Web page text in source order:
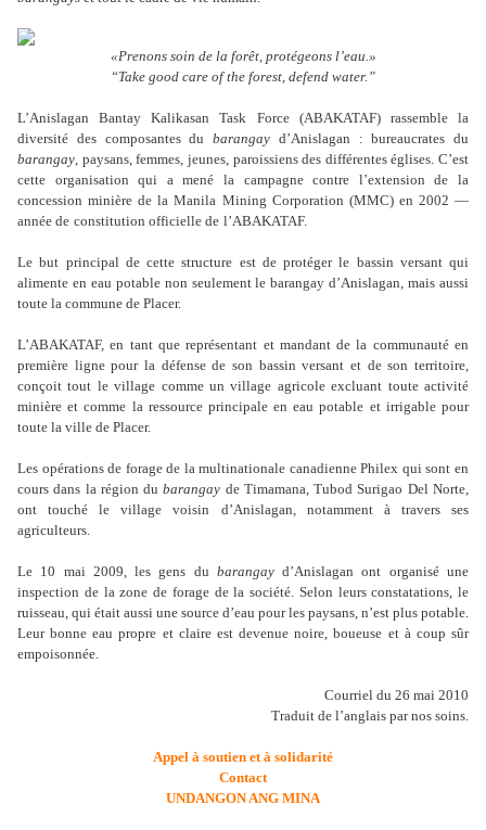
«Prenons soin de la forêt, protégeons l’eau.»
“Take good care of the forest, defend water.”
L’Anislagan Bantay Kalikasan Task Force (ABAKATAF) rassemble la
diversité des composantes du barangay d’Anislagan : bureaucrates du
barangay, paysans, femmes, jeunes, paroissiens des différentes églises. C’est
cette organisation qui a mené la campagne contre l’extension de la
concession minière de la Manila Mining Corporation (MMC) en 2002 —
année de constitution officielle de l’ABAKATAF.
Le but principal de cette structure est de protéger le bassin versant qui
alimente en eau potable non seulement le barangay d’Anislagan, mais aussi
toute la commune de Placer.
L’ABAKATAF, en tant que représentant et mandant de la communauté en
première ligne pour la défense de son bassin versant et de son territoire,
conçoit tout le village comme un village agricole excluant toute activité
minière et comme la ressource principale en eau potable et irrigable pour
toute la ville de Placer.
Les opérations de forage de la multinationale canadienne Philex qui sont en
cours dans la région dubarangay de Timamana, Tubod Surigao Del Norte,
ont touché le village voisin d’Anislagan, notamment à travers ses
agriculteurs.
Le 10 mai 2009, les gens du barangayd’Anislagan ont organisé une
inspection de la zone de forage de la société. Selon leurs constatations, le
ruisseau, qui était aussi une source d’eau pour les paysans, n’est plus potable.
Leur bonne eau propre et claire est devenue noire, boueuse et à coup sûr
empoisonnée.
Courriel du 26 mai 2010
Traduit de l’anglais par nos soins.
Appel à soutien et à solidarité
Contact
UNDANGON ANG MINA